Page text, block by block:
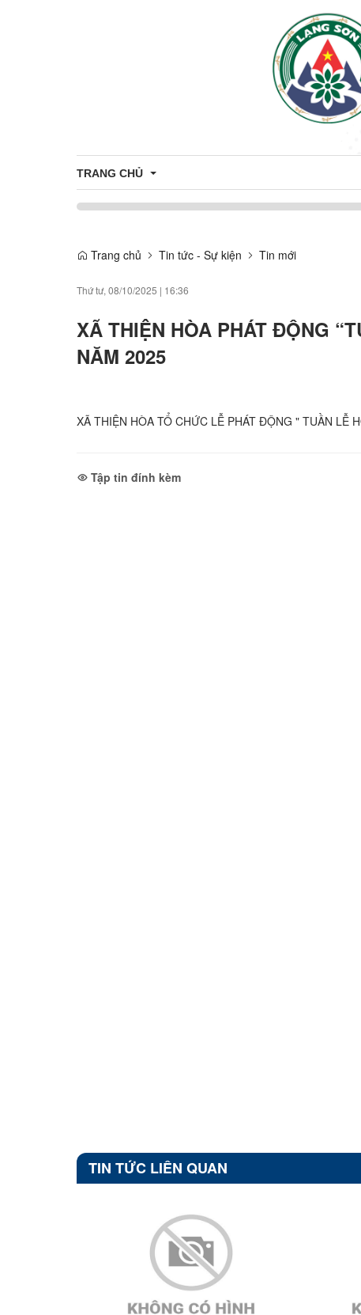
TRANG CHỦ
UBMTTQVN XÃ THIỆN HÒA
Trang chủ Tin tức - Sự kiện Tin mới
Thứ tư, 08/10/2025 | 16:36
XÃ THIỆN HÒA PHÁT ĐỘNG
NĂM 2025
XÃ THIỆN HÒA TỔ CHỨC LỄ PHÁT ĐỘNG " TUẦN LỄ
Tập tin đính kèm
TIN TỨC LIÊN QUAN